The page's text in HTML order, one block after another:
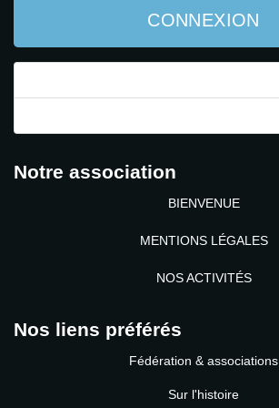
CONNEXION
Notre association
BIENVENUE
MENTIONS LÉGALES
NOS ACTIVITÉS
Nos liens préférés
Fédération & associations
Sur l'histoire